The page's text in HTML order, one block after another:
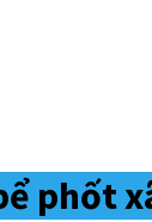
phốt